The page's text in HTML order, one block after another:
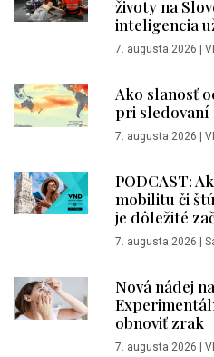
životy na
inteligencia
7. augusta 2026
Ako slanosť
pri sledovaní
7. augusta 2026
PODCAST:
mobilitu či
je dôležité
7. augusta 2026
Nová nádej
obnoviť zrak
7. augusta 2026